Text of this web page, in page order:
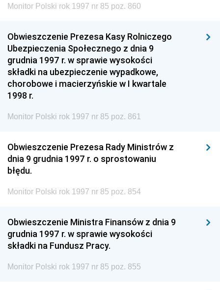
Monitor Polski rok 1997 nr 85 poz. 860
Obwieszczenie Prezesa Kasy Rolniczego
Ubezpieczenia Społecznego z dnia 9
grudnia 1997 r. w sprawie wysokości
składki na ubezpieczenie wypadkowe,
chorobowe i macierzyńskie w I kwartale
1998 r.
Monitor Polski rok 1997 nr 85 poz. 861
Obwieszczenie Prezesa Rady Ministrów z
dnia 9 grudnia 1997 r. o sprostowaniu
błędu.
Monitor Polski rok 1997 nr 85 poz. 854
Obwieszczenie Ministra Finansów z dnia 9
grudnia 1997 r. w sprawie wysokości
składki na Fundusz Pracy.
Monitor Polski rok 1997 nr 85 poz. 855